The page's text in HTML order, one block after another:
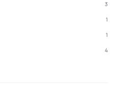
3
1
1
4